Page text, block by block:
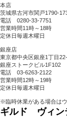
本店
茨城県古河市関戸1790-
電話 0280-33-7751
営業時間11時～18時
定休日毎週木曜日
銀座店
東京都中央区銀座1丁目
銀座ストークビル1F102
電話 03-6263-2122
営業時間12時～19時
定休日毎週木曜日
※臨時休業がある場合は
ギルド ヴィン